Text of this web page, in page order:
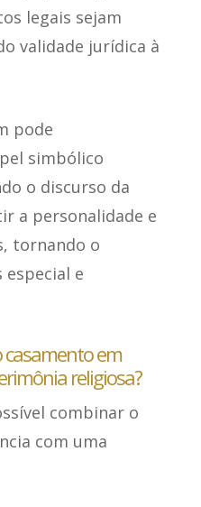
legais sejam
validade jurídica à
pode
simbólico
o discurso da
a personalidade e
tornando o
e
casamento em
religiosa?
combinar o
com uma